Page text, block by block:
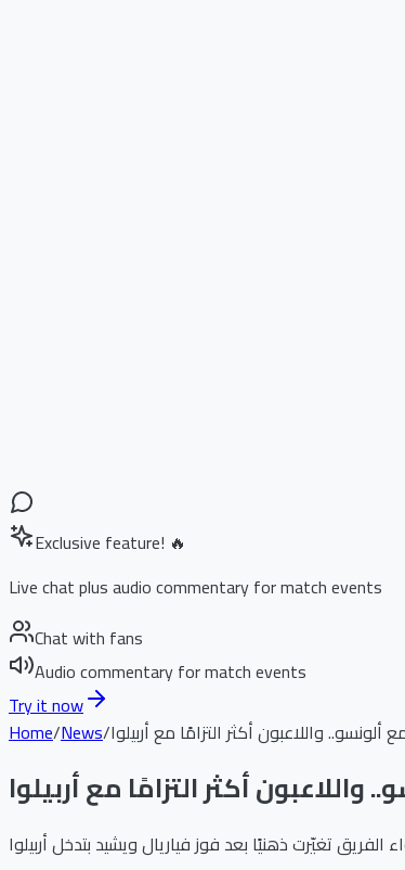
Exclusive feature! 🔥
Live chat plus audio commentary for match events
Chat with fans
Audio commentary for match events
Try it now
Home/News/واللاعبون أكثر التزامًا مع أربيلوا
أكثر التزامًا مع أربيلوا